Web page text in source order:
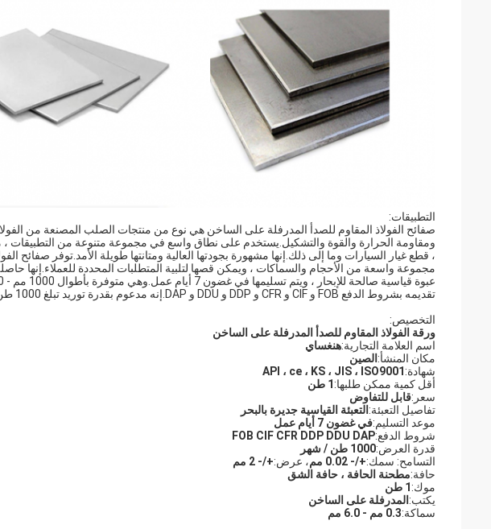
التطبيقات:
صفائح الفولاذ المقاوم للصدأ المدرفلة على الساخن هي نوع من منتجات الصلب المصنعة من
ومقاومة الحرارة والقوة والتشكيل.يستخدم على نطاق واسع في مجموعة متنوعة من التطبيقات ،
تقديمه بشروط الدفع FOB و CIF و CFR و DDP و DDU و DAP.إنه مدعوم بقدرة توريد تبلغ 1000 طن / شهر وشهادة ISO ، SGS ، BV.
التخصيص:
ورقة الفولاذ المقاوم للصدأ المدرفلة على الساخن
اسم العلامة التجارية:هنغساي
مكان المنشأ: الصين
شهادة: API ، ce ، KS ، JIS ، ISO9001
أقل كمية ممكن طلبها: 1 طن
سعر:قابل للتفاوض
تفاصيل التعبئة: التعبئة القياسية جديرة بالبحر
موعد التسليم:في غضون 7 أيام عمل
شروط الدفع:FOB CIF CFR DDP DDU DAP
قدرة العرض:1000 طن / شهر
التسامح: سمك:+/- 0.02 مم ، عرض:+/- 2 مم
حافة:مطحنة الحافة ، حافة الشق
موك: 1 طن
يكتب: المدرفلة على الساخن
سماكة:0.3 مم - 6.0 مم